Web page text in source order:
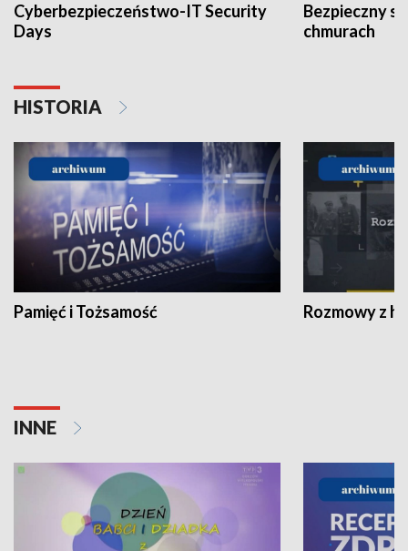
Cyberbezpieczeństwo-IT Security
Days
Bezpieczny
chmurach
HISTORIA
Pamięć i Tożsamość Rozmowy z
INNE